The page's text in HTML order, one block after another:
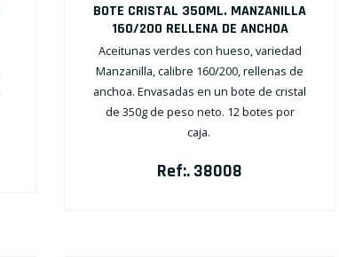
BOTE CRISTAL 350ML. MANZANILLA
160/200 RELLENA DE ANCHOA
Aceitunas verdes con hueso, variedad
Manzanilla, calibre 160/200, rellenas de
anchoa. Envasadas en un bote de cristal
de 350g de peso neto. 12 botes por
caja.
Ref:. 38008